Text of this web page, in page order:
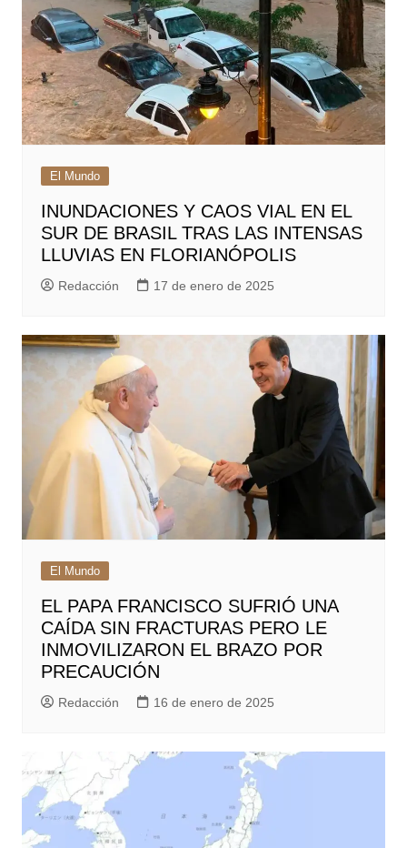
El Mundo
INUNDACIONES Y CAOS VIAL EN EL
SUR DE BRASIL TRAS LAS INTENSAS
LLUVIAS EN FLORIANÓPOLIS
Redacción 17 de enero de 2025
El Mundo
EL PAPA FRANCISCO SUFRIÓ UNA
CAÍDA SIN FRACTURAS PERO LE
INMOVILIZARON EL BRAZO POR
PRECAUCIÓN
Redacción 16 de enero de 2025